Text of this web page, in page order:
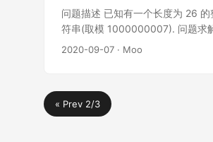
-1; Py_DECREF(v); return 0; } 使
讲，需要的开销在数量大的时候
Timsort的优势： A stable,
comparisons when running on
object references; in the best
问题描述 已知有一个长度为 26
符串(取模 1000000007). 问题求
ret = 0; for (int i = 0; i <
讲太清楚(是否这些字母一定要全
是
2020-09-07 · Moo
« Prev 2/3